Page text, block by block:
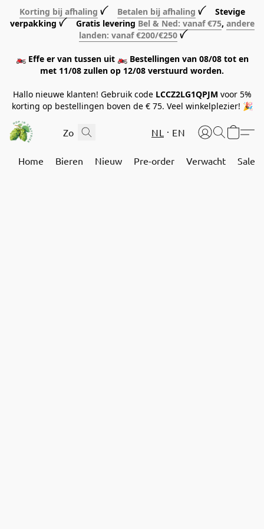
Korting bij afhaling ꪜ Betalen bij afhaling ꪜ Stevige
verpakking ꪜ Gratis levering Bel & Ned: vanaf €75, andere
landen: vanaf €200/€250 ꪜ
🏍️ Effe er van tussen uit 🏍️ Bestellingen van 08/08 tot en
met 11/08 zullen op 12/08 verstuurd worden.
Hallo nieuwe klanten! Gebruik code LCCZ2LG1QPJM voor 5%
korting op bestellingen boven de € 75. Veel winkelplezier! 🎉
NL EN
Home Bieren Nieuw Pre-order Verwacht Sale